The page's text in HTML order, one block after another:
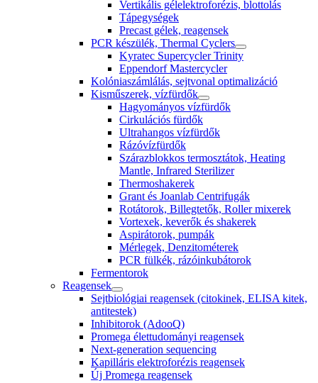
Vertikális gélelektroforézis, blottolás
Tápegységek
Precast gélek, reagensek
PCR készülék, Thermal Cyclers
Kyratec Supercycler Trinity
Eppendorf Mastercycler
Kolóniaszámlálás, sejtvonal optimalizáció
Kisműszerek, vízfürdők
Hagyományos vízfürdők
Cirkulációs fürdők
Ultrahangos vízfürdők
Rázóvízfürdők
Szárazblokkos termosztátok, Heating
Mantle, Infrared Sterilizer
Thermoshakerek
Grant és Joanlab Centrifugák
Rotátorok, Billegtetők, Roller mixerek
Vortexek, keverők és shakerek
Aspirátorok, pumpák
Mérlegek, Denzitométerek
PCR fülkék, rázóinkubátorok
Fermentorok
Reagensek
Sejtbiológiai reagensek (citokinek, ELISA kitek,
antitestek)
Inhibitorok (AdooQ)
Promega élettudományi reagensek
Next-generation sequencing
Kapilláris elektroforézis reagensek
Új Promega reagensek